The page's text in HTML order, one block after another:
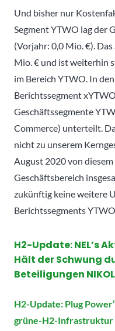
Und bisher nur
Segment YTWO lag der
(Vorjahr: 0,0 Mio. €).
Mio. € und ist weiterhin
im Bereich YTWO. In
Berichtssegment
Geschäftssegmente
Commerce) unterteilt.
nicht zu unserem
August 2020 von
Geschäftsbereich
zukünftig keine weitere
Berichtssegments
H2-Update:NEL’s
Hält der Schwung
Beteiligungen
H2-Update: Plug
grüne-H2-Infrastruktur